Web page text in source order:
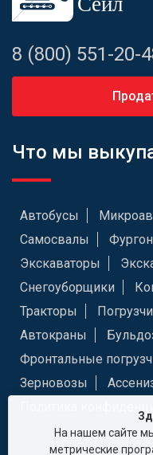
8 (800) 551-20-
Что мы
Автобусы
Самосвалы
Экскаваторы
Снегоуборщики
Тракторы
Автокраны
Фронтальные
Зерновозы
На нашем сайте
метрические